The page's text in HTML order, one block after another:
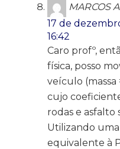
MARCOS
17 de
16:42
Caro profº,
física, posso
veículo (massa
cujo
rodas e asfalto
Utilizando
equivalente à